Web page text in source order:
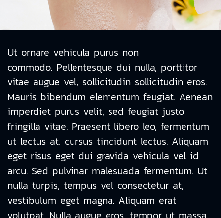
Ut ornare vehicula purus non
commodo. Pellentesque dui nulla, porttitor
vitae augue vel, sollicitudin sollicitudin eros.
Mauris bibendum elementum feugiat. Aenean
imperdiet purus velit, sed feugiat justo
fringilla vitae. Praesent libero leo, fermentum
ut lectus at, cursus tincidunt lectus. Aliquam
eget risus eget dui gravida vehicula vel id
arcu. Sed pulvinar malesuada fermentum. Ut
nulla turpis, tempus vel consectetur at,
vestibulum eget magna. Aliquam erat
volutpat. Nulla augue eros, tempor ut massa